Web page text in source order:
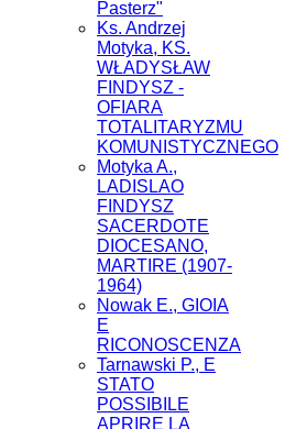
Pasterz"
Ks. Andrzej
Motyka, KS.
WŁADYSŁAW
FINDYSZ -
OFIARA
TOTALITARYZMU
KOMUNISTYCZNEGO
Motyka A.,
LADISLAO
FINDYSZ
SACERDOTE
DIOCESANO,
MARTIRE (1907-
1964)
Nowak E., GIOIA
E
RICONOSCENZA
Tarnawski P., E
STATO
POSSIBILE
APRIRE LA